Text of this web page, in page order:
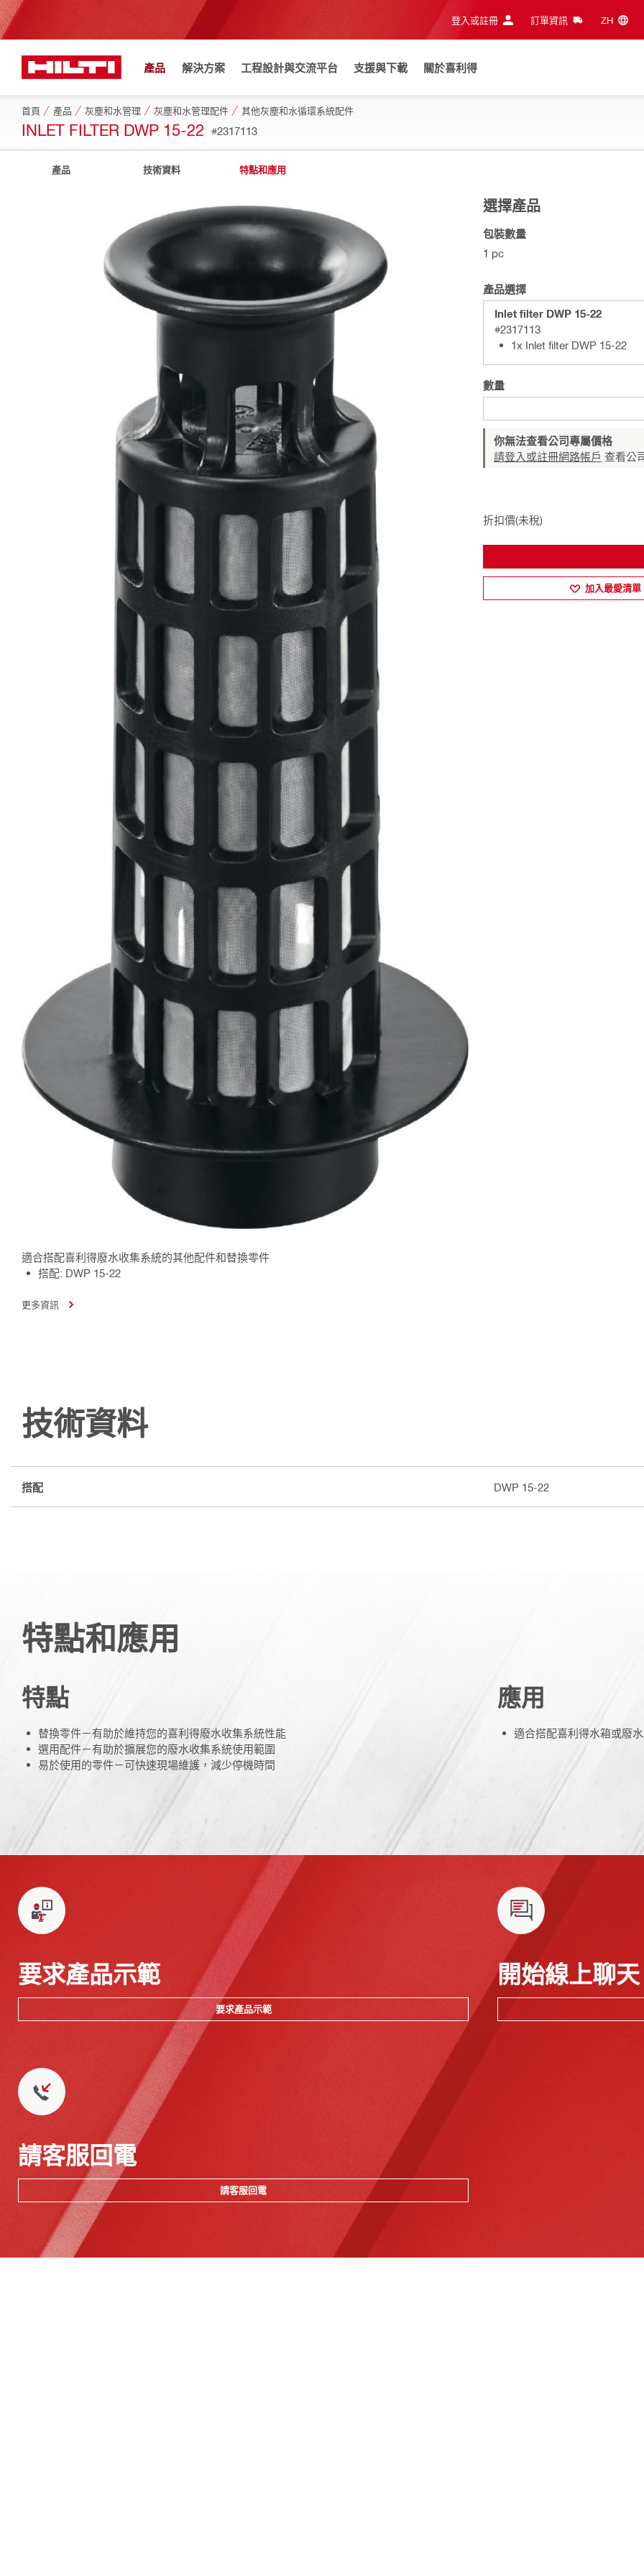
登入或註冊 訂單資訊 ZH‎
產品 解決方案 工程設計與交流平台 支援與下載 關於喜利得
首頁 產品 灰塵和水管理 灰塵和水管理配件 其他灰塵和水循環系統配件
INLET FILTER DWP 15-22 #2317113
產品 技術資料 特點和應用
適合搭配喜利得廢水收集系統的其他配件和替換零件
搭配: DWP 15-22
更多資訊
選擇產品
包裝數量
1 pc
產品選擇
Inlet filter DWP 15-22
#2317113
1x Inlet filter DWP 15-22
數量
你無法查看公司專屬價格
請登入或註冊網路帳戶 查看公
折扣價(未稅)
加入最愛清單
技術資料
搭配 DWP 15-22
特點和應用
特點
替換零件－有助於維持您的喜利得廢水收集系統性能
選用配件－有助於擴展您的廢水收集系統使用範圍
易於使用的零件－可快速現場維護，減少停機時間
應用
適合搭配喜利得水箱或廢
要求產品示範
要求產品示範
開始線上聊天
請客服回電
請客服回電